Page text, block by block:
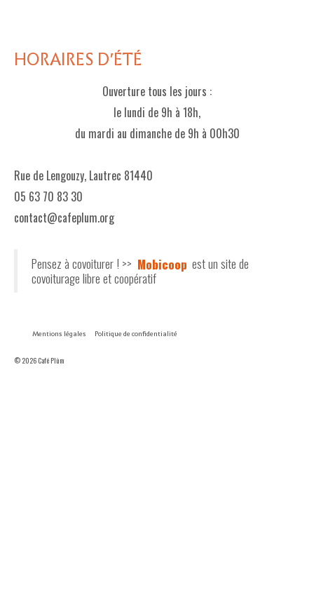
HORAIRES D'ÉTÉ
Ouverture tous les jours :
le lundi de 9h à 18h,
du mardi au dimanche de 9h à 00h30
Rue de Lengouzy, Lautrec 81440
05 63 70 83 30
contact@cafeplum.org
Pensez à covoiturer ! >> Mobicoop est un site de
covoiturage libre et coopératif
Mentions légales Politique de confidentialité
© 2026 Café Plùm